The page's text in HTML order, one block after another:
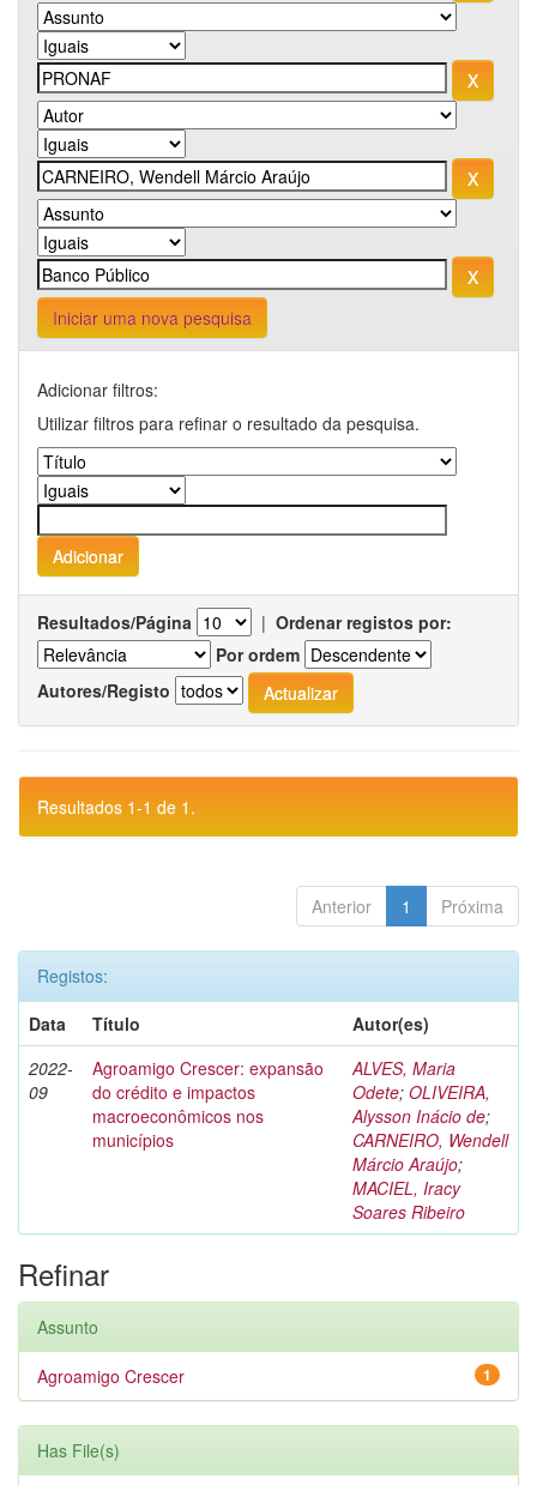
Iniciar uma nova pesquisa
Adicionar filtros:
Utilizar filtros para refinar o resultado da pesquisa.
Resultados/Página | Ordenar registos por:
Por ordem
Autores/Registo
Resultados 1-1 de 1.
Anterior 1 Próxima
Registos:
Data
Título
Autor(es)
2022-
09
Agroamigo Crescer: expansão
do crédito e impactos
macroeconômicos nos
municípios
ALVES, Maria
Odete; OLIVEIRA,
Alysson Inácio de;
CARNEIRO, Wendell
Márcio Araújo;
MACIEL, Iracy
Soares Ribeiro
Refinar
Assunto
1
Agroamigo Crescer
Has File(s)